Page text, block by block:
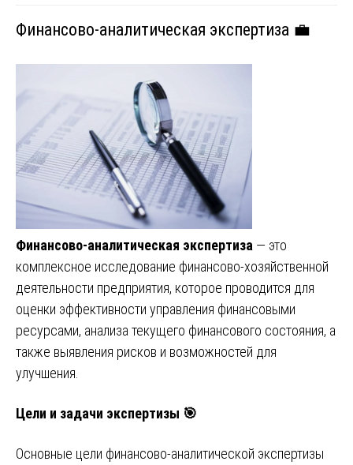
Финансово-аналитическая экспертиза 💼
Финансово-аналитическая экспертиза — это
комплексное исследование финансово-хозяйственной
деятельности предприятия, которое проводится для
оценки эффективности управления финансовыми
ресурсами, анализа текущего финансового состояния, а
также выявления рисков и возможностей для
улучшения.
Цели и задачи экспертизы 🎯
Основные цели финансово-аналитической экспертизы